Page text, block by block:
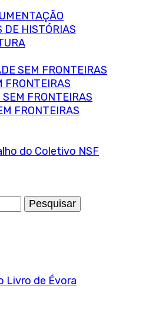
DE HISTÓRIAS
SEM FRONTEIRAS
FRONTEIRAS
SEM FRONTEIRAS
FRONTEIRAS
do Coletivo NSF
Livro de Évora